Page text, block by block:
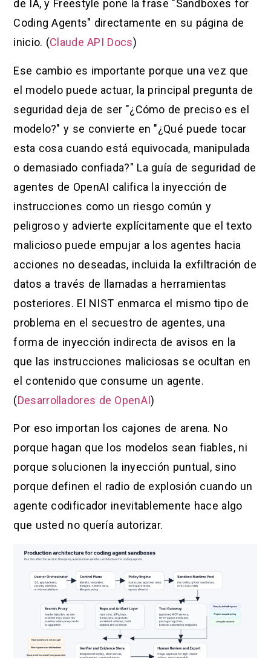
de IA, y Freestyle pone la frase "Sandboxes for
Coding Agents" directamente en su página de
inicio. (Claude API Docs)
Ese cambio es importante porque una vez que
el modelo puede actuar, la principal pregunta de
seguridad deja de ser "¿Cómo de preciso es el
modelo?" y se convierte en "¿Qué puede tocar
esta cosa cuando está equivocada, manipulada
o demasiado confiada?" La guía de seguridad de
agentes de OpenAI califica la inyección de
instrucciones como un riesgo común y
peligroso y advierte explícitamente que el texto
malicioso puede empujar a los agentes hacia
acciones no deseadas, incluida la exfiltración de
datos a través de llamadas a herramientas
posteriores. El NIST enmarca el mismo tipo de
problema en el secuestro de agentes, una
forma de inyección indirecta de avisos en la
que las instrucciones maliciosas se ocultan en
el contenido que consume un agente.
(Desarrolladores de OpenAI)
Por eso importan los cajones de arena. No
porque hagan que los modelos sean fiables, ni
porque solucionen la inyección puntual, sino
porque definen el radio de explosión cuando un
agente codificador inevitablemente hace algo
que usted no quería autorizar.